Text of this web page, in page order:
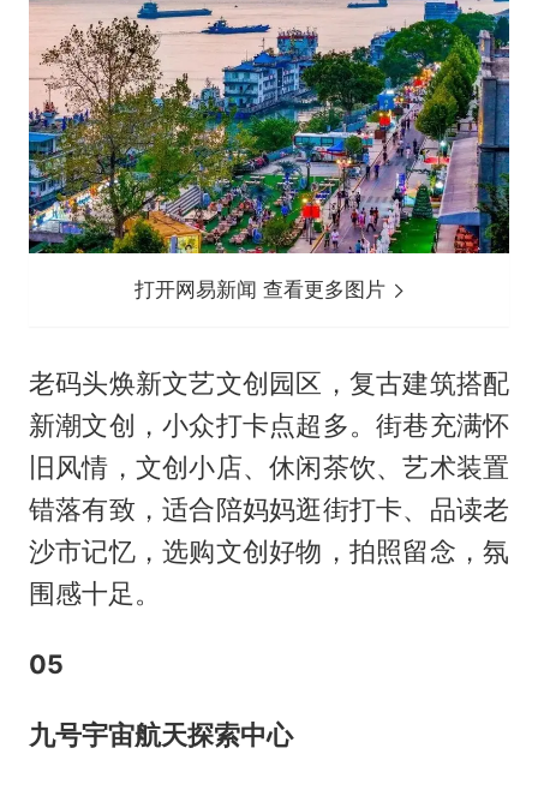
打开网易新闻 查看更多图片
老码头焕新文艺文创园区，复古建筑搭配
新潮文创，小众打卡点超多。街巷充满怀
旧风情，文创小店、休闲茶饮、艺术装置
错落有致，适合陪妈妈逛街打卡、品读老
沙市记忆，选购文创好物，拍照留念，氛
围感十足。
05
九号宇宙航天探索中心